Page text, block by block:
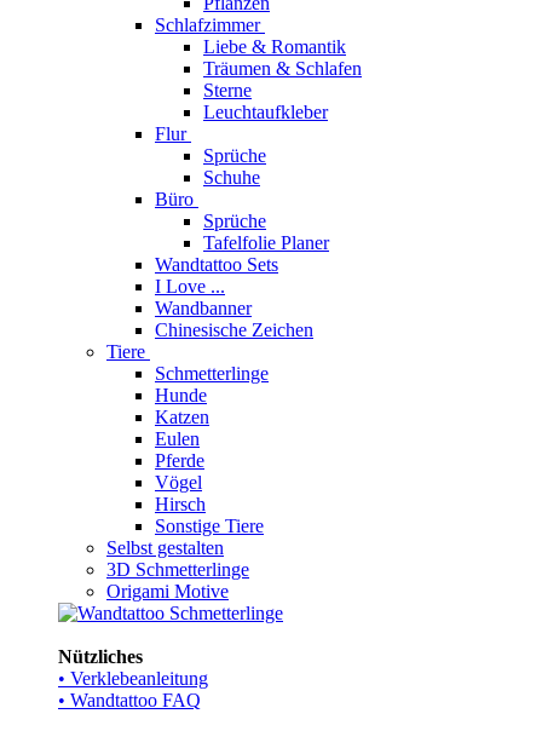
Schlafzimmer
Liebe & Romantik
Träumen & Schlafen
Sterne
Leuchtaufkleber
Flur
Sprüche
Schuhe
Büro
Sprüche
Tafelfolie Planer
Wandtattoo Sets
I Love ...
Wandbanner
Chinesische Zeichen
Tiere
Schmetterlinge
Hunde
Katzen
Eulen
Pferde
Vögel
Hirsch
Sonstige Tiere
Selbst gestalten
3D Schmetterlinge
Origami Motive
Nützliches
• Verklebeanleitung
• Wandtattoo FAQ